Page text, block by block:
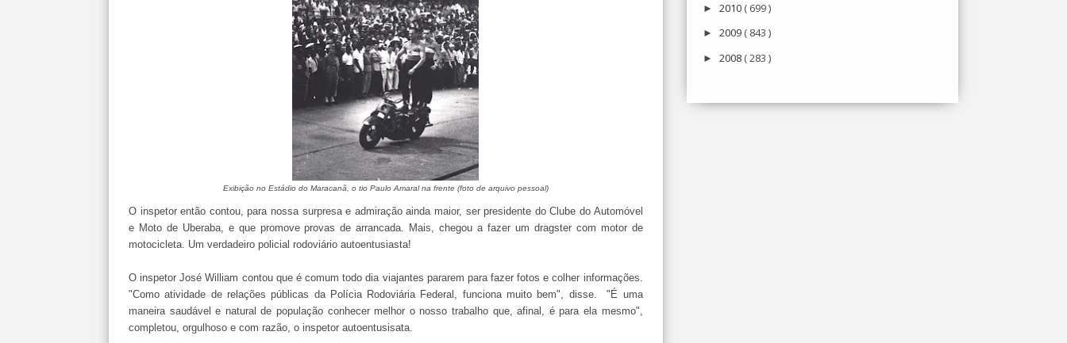
Exibição no Estádio do Maracanã, o tio Paulo Amaral na frente (foto de arquivo pessoal)
O inspetor então contou, para nossa surpresa e admiração ainda maior, ser presidente do Clube do Automóvel
e Moto de Uberaba, e que promove provas de arrancada. Mais, chegou a fazer um dragster com motor de
motocicleta. Um verdadeiro policial rodoviário autoentusiasta!
O inspetor José William contou que é comum todo dia viajantes pararem para fazer fotos e colher informações.
"Como atividade de relações públicas da Polícia Rodoviária Federal, funciona muito bem", disse. "É uma
maneira saudável e natural de população conhecer melhor o nosso trabalho que, afinal, é para ela mesmo",
completou, orgulhoso e com razão, o inspetor autoentusisata.
► 2010 ( 699 )
► 2009 ( 843 )
► 2008 ( 283 )